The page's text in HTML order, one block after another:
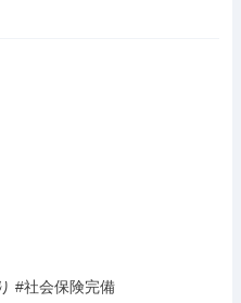
#社会保険完備